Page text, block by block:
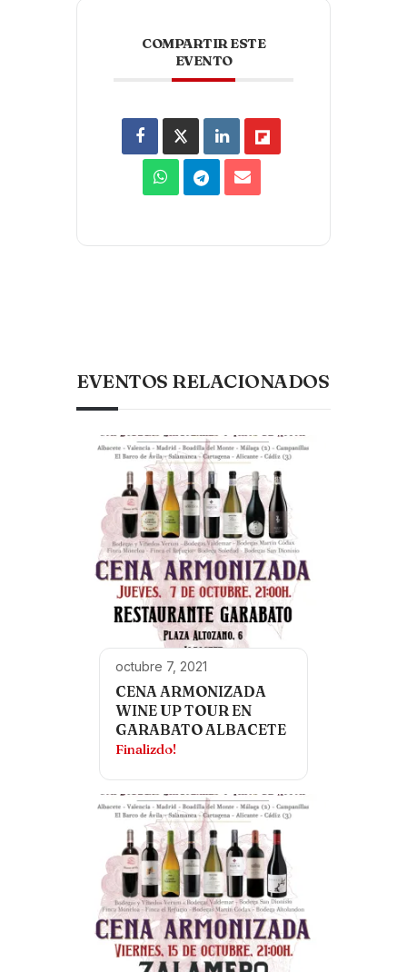
COMPARTIR ESTE
EVENTO
EVENTOS RELACIONADOS
octubre 7, 2021
CENA ARMONIZADA
WINE UP TOUR EN
GARABATO ALBACETE
Finalizdo!